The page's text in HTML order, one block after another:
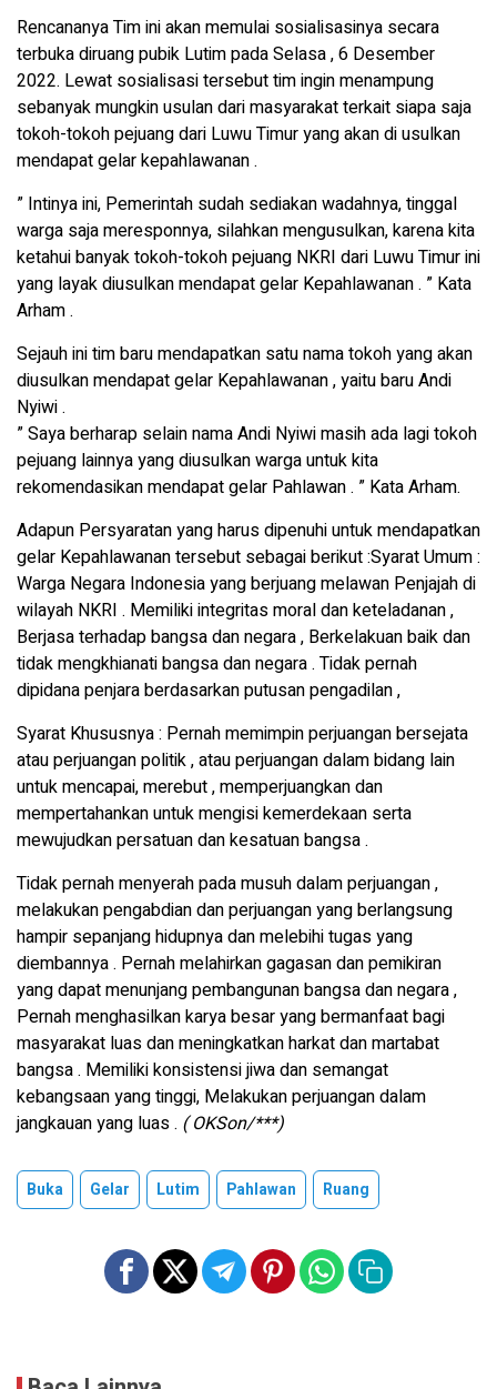
Rencananya Tim ini akan memulai sosialisasinya secara
terbuka diruang pubik Lutim pada Selasa , 6 Desember
2022. Lewat sosialisasi tersebut tim ingin menampung
sebanyak mungkin usulan dari masyarakat terkait siapa saja
tokoh-tokoh pejuang dari Luwu Timur yang akan di usulkan
mendapat gelar kepahlawanan .
” Intinya ini, Pemerintah sudah sediakan wadahnya, tinggal
warga saja meresponnya, silahkan mengusulkan, karena kita
ketahui banyak tokoh-tokoh pejuang NKRI dari Luwu Timur ini
yang layak diusulkan mendapat gelar Kepahlawanan . ” Kata
Arham .
Sejauh ini tim baru mendapatkan satu nama tokoh yang akan
diusulkan mendapat gelar Kepahlawanan , yaitu baru Andi
Nyiwi .
” Saya berharap selain nama Andi Nyiwi masih ada lagi tokoh
pejuang lainnya yang diusulkan warga untuk kita
rekomendasikan mendapat gelar Pahlawan . ” Kata Arham.
Adapun Persyaratan yang harus dipenuhi untuk mendapatkan
gelar Kepahlawanan tersebut sebagai berikut :Syarat Umum :
Warga Negara Indonesia yang berjuang melawan Penjajah di
wilayah NKRI . Memiliki integritas moral dan keteladanan ,
Berjasa terhadap bangsa dan negara , Berkelakuan baik dan
tidak mengkhianati bangsa dan negara . Tidak pernah
dipidana penjara berdasarkan putusan pengadilan ,
Syarat Khususnya : Pernah memimpin perjuangan bersejata
atau perjuangan politik , atau perjuangan dalam bidang lain
untuk mencapai, merebut , memperjuangkan dan
mempertahankan untuk mengisi kemerdekaan serta
mewujudkan persatuan dan kesatuan bangsa .
Tidak pernah menyerah pada musuh dalam perjuangan ,
melakukan pengabdian dan perjuangan yang berlangsung
hampir sepanjang hidupnya dan melebihi tugas yang
diembannya . Pernah melahirkan gagasan dan pemikiran
yang dapat menunjang pembangunan bangsa dan negara ,
Pernah menghasilkan karya besar yang bermanfaat bagi
masyarakat luas dan meningkatkan harkat dan martabat
bangsa . Memiliki konsistensi jiwa dan semangat
kebangsaan yang tinggi, Melakukan perjuangan dalam
jangkauan yang luas . ( OKSon/***)
Buka Gelar Lutim Pahlawan Ruang